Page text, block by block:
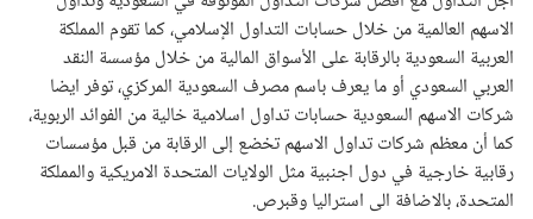
الاسهم العالمية من خلال حسابات التداول الإسلامي، كما تقوم المملكة
العربية السعودية بالرقابة على الأسواق المالية من خلال مؤسسة النقد
العربي السعودي أو ما يعرف باسم مصرف السعودية المركزي، توفر ايضا
شركات الاسهم السعودية حسابات تداول اسلامية خالية من الفوائد الربوية،
كما أن معظم شركات تداول الاسهم تخضع إلى الرقابة من قبل مؤسسات
رقابية خارجية في دول اجنبية مثل الولايات المتحدة الامريكية والمملكة
المتحدة، بالاضافة الى استراليا وقبرص.